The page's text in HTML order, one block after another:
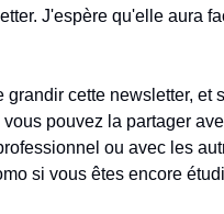
J'espère qu'elle aura
grandir cette newsletter, et
vous pouvez la partager
ou avec les
si vous êtes encore